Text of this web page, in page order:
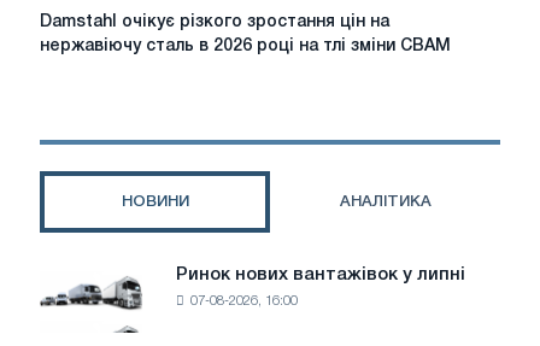
Damstahl
на
2026
на
Damstahl очікує різкого зростання цін на
нержавіючу сталь в 2026 році на тлі зміни CBAM
НОВИНИ АНАЛІТИКА
Ринок
нових
вантажівок
Ринок нових вантажівок у липні
07-08-2026, 16:00